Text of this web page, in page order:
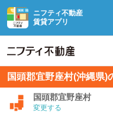
ニフティ不動産
賃貸アプリ
国頭郡宜野座村(沖縄県)
国頭郡宜野座村
変更する